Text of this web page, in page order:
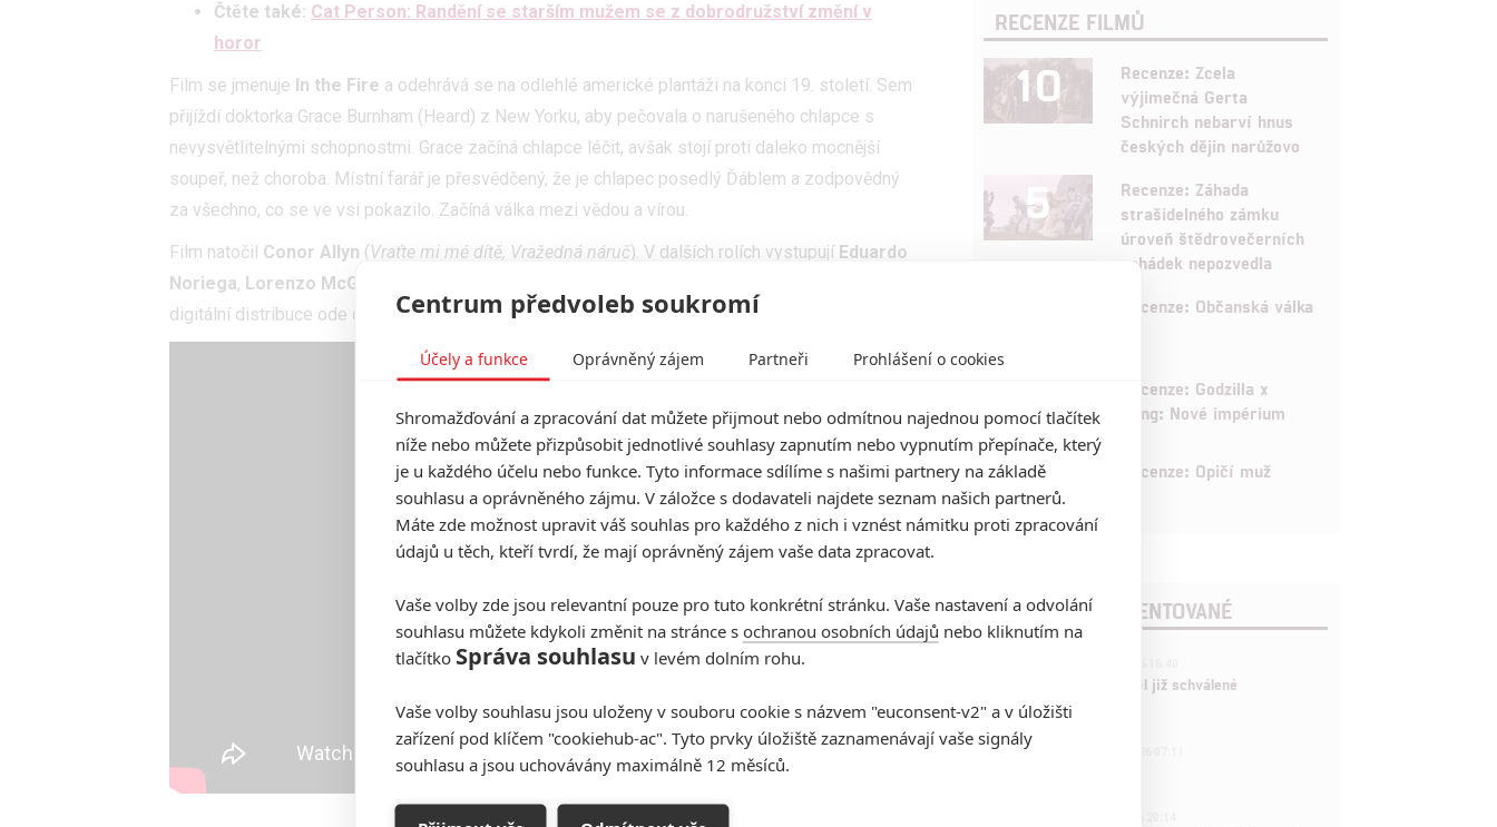
Čtěte také: Cat Person: Randění se starším mužem se z dobrodružství změní v
horor
Film se jmenuje In the Fire a odehrává se na odlehlé americké plantáži na konci 19. století. Sem
přijíždí doktorka Grace Burnham (Heard) z New Yorku, aby pečovala o narušeného chlapce s
nevysvětlitelnými schopnostmi. Grace začíná chlapce léčit, avšak stojí proti daleko mocnější
soupeř, než choroba. Místní farář je přesvědčený, že je chlapec posedlý Ďáblem a zodpovědný
za všechno, co se ve vsi pokazilo. Začíná válka mezi vědou a vírou.
Film natočil Conor Allyn (Vraťte mi mé dítě, Vražedná náruč). V dalších rolích vystupují Eduardo
Noriega, Lorenzo McGovern
digitální distribuce ode dnešního dne. Pusťte si trailer, koukněte dolů do galerie na fotky.
RECENZE FILMŮ
10
Recenze: Zcela
výjimečná Gerta
Schnirch nebarví hnus
českých dějin narůžovo
5
Recenze: Záhada
strašidelného zámku
úroveň štědrovečerních
pohádek nepozvedla
Recenze: Občanská válka
6
Recenze: Godzilla x
Kong: Nové impérium
8 Recenze: Opičí muž
POSLEDNÍ KOMENTOVANÉ
Marvel nečekaně zrušil již schválené
pokračování
433
Centrum předvoleb soukromí
Účely a funkce Oprávněný zájem Partneři Prohlášení o cookies
Shromažďování a zpracování dat můžete přijmout nebo odmítnou najednou pomocí tlačítek
níže nebo můžete přizpůsobit jednotlivé souhlasy zapnutím nebo vypnutím přepínače, který
je u každého účelu nebo funkce. Tyto informace sdílíme s našimi partnery na základě
souhlasu a oprávněného zájmu. V záložce s dodavateli najdete seznam našich partnerů.
Máte zde možnost upravit váš souhlas pro každého z nich i vznést námitku proti zpracování
údajů u těch, kteří tvrdí, že mají oprávněný zájem vaše data zpracovat.
Vaše volby zde jsou relevantní pouze pro tuto konkrétní stránku. Vaše nastavení a odvolání
souhlasu můžete kdykoli změnit na stránce s ochranou osobních údajů nebo kliknutím na
tlačítko Správa souhlasu v levém dolním rohu.
Vaše volby souhlasu jsou uloženy v souboru cookie s názvem "euconsent-v2" a v úložišti
zařízení pod klíčem "cookiehub-ac". Tyto prvky úložiště zaznamenávají vaše signály
souhlasu a jsou uchovávány maximálně 12 měsíců.